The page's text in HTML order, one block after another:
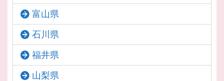
富山県
石川県
福井県
山梨県